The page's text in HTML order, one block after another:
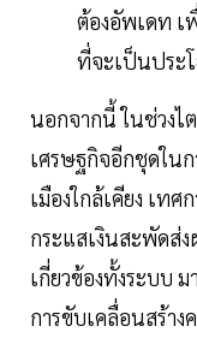
ต้องอัพเดท เ
ที่จะเป็นประ
นอกจากนี้ ในช่วงไ
เศรษฐกิจอีกชุดในก
เมืองใกล้เคียง เท
กระแสเงินสะพัดส่
เกี่ยวข้องทั้งระบบ
การขับเคลื่อนสร้าง